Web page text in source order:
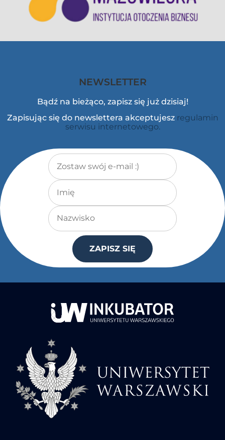
NEWSLETTER
Bądź na bieżąco, zapisz się już dzisiaj!
Zapisując się do newslettera akceptujesz regulamin
serwisu internetowego.
Adres e-mail*
Imię
Nazwisko
ZAPISZ SIĘ